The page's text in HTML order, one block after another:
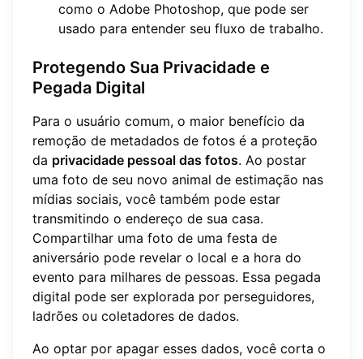
como o Adobe Photoshop, que pode ser
usado para entender seu fluxo de trabalho.
Protegendo Sua Privacidade e
Pegada Digital
Para o usuário comum, o maior benefício da
remoção de metadados de fotos é a proteção
da privacidade pessoal das fotos. Ao postar
uma foto de seu novo animal de estimação nas
mídias sociais, você também pode estar
transmitindo o endereço de sua casa.
Compartilhar uma foto de uma festa de
aniversário pode revelar o local e a hora do
evento para milhares de pessoas. Essa pegada
digital pode ser explorada por perseguidores,
ladrões ou coletadores de dados.
Ao optar por apagar esses dados, você corta o